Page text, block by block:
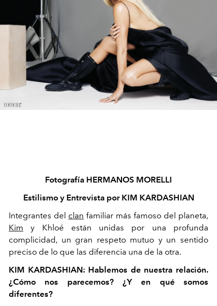
Fotografía HERMANOS MORELLI
Estilismo y Entrevista por KIM KARDASHIAN
Integrantes del clan familiar más famoso del planeta,
Kim y Khloé están unidas por una profunda
complicidad, un gran respeto mutuo y un sentido
preciso de lo que las diferencia una de la otra.
KIM KARDASHIAN: Hablemos de nuestra relación.
¿Cómo nos parecemos? ¿Y en qué somos
diferentes?